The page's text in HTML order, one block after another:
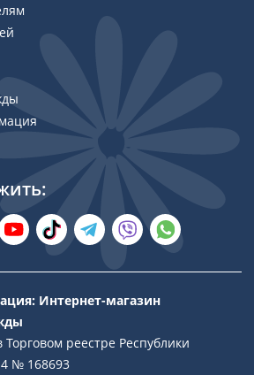
Интернет-магазин
реестре Республики
№ 168693